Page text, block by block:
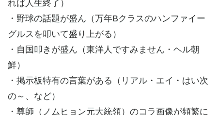
れば人生終了）
・野球の話題が盛ん（万年Bクラスのハンファイー
グルスを叩いて盛り上がる）
・自国叩きが盛ん（東洋人ですみません・ヘル朝
鮮）
・掲示板特有の言葉がある（リアル・エイ・はい次
の～、など）
・尊師（ノムヒョン元大統領）のコラ画像が頻繁に